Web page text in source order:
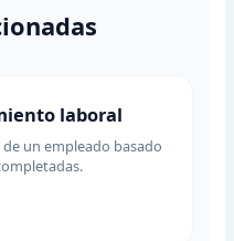
laboral
un empleado basado